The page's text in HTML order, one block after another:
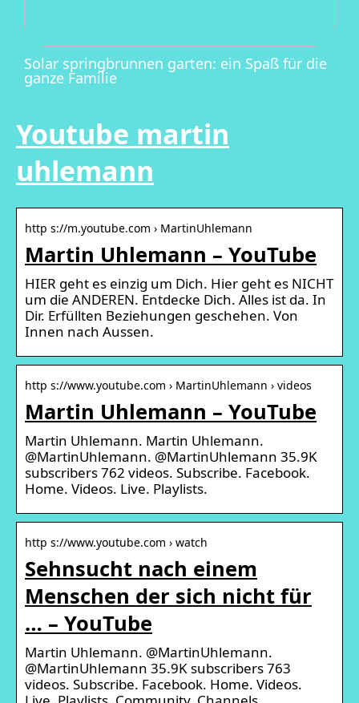
Solar springbrunnen garten: ein Spaß für die
ganze Familie
Youtube martin
uhlemann
http s://m.youtube.com › MartinUhlemann
Martin Uhlemann – YouTube
HIER geht es einzig um Dich. Hier geht es NICHT
um die ANDEREN. Entdecke Dich. Alles ist da. In
Dir. Erfüllten Beziehungen geschehen. Von
Innen nach Aussen.
http s://www.youtube.com › MartinUhlemann › videos
Martin Uhlemann – YouTube
Martin Uhlemann. Martin Uhlemann.
@MartinUhlemann. @MartinUhlemann 35.9K
subscribers 762 videos. Subscribe. Facebook.
Home. Videos. Live. Playlists.
http s://www.youtube.com › watch
Sehnsucht nach einem
Menschen der sich nicht für
… – YouTube
Martin Uhlemann. @MartinUhlemann.
@MartinUhlemann 35.9K subscribers 763
videos. Subscribe. Facebook. Home. Videos.